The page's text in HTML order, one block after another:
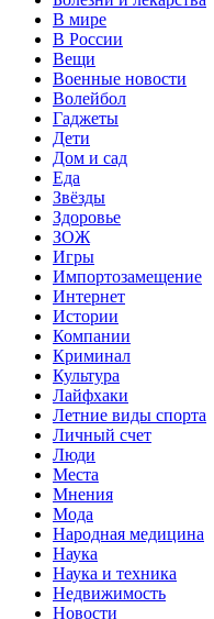
В мире
В России
Вещи
Военные новости
Волейбол
Гаджеты
Дети
Дом и сад
Еда
Звёзды
Здоровье
ЗОЖ
Игры
Импортозамещение
Интернет
Истории
Компании
Криминал
Культура
Лайфхаки
Летние виды спорта
Личный счет
Люди
Места
Мнения
Мода
Народная медицина
Наука
Наука и техника
Недвижимость
Новости